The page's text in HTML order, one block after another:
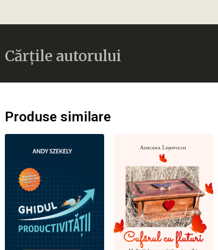
Cărțile autorului
Produse similare